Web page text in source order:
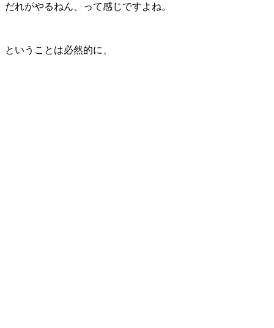
だれがやるねん、って感じですよね。
ということは必然的に、